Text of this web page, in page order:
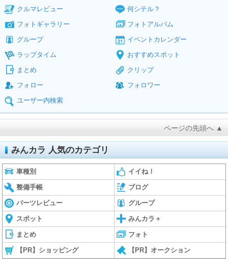
クルマレビュー
何シテル？
フォトギャラリー
フォトアルバム
グループ
イベントカレンダー
ラップタイム
おすすめスポット
まとめ
クリップ
フォロー
フォロワー
ユーザー内検索
ページの先頭へ ▲
みんカラ 人気のカテゴリ
車種別 イイね！
整備手帳 ブログ
パーツレビュー グループ
スポット みんカラ＋
まとめ フォト
【PR】ショッピング 【PR】オークション